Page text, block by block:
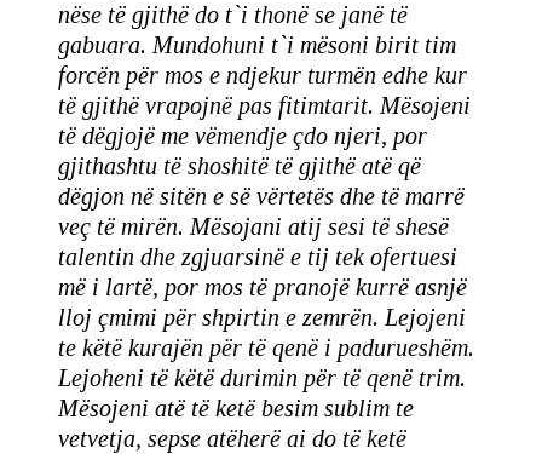
nëse të gjithë do t`i thonë se janë të
gabuara. Mundohuni t`i mësoni birit tim
forcën për mos e ndjekur turmën edhe kur
të gjithë vrapojnë pas fitimtarit. Mësojeni
të dëgjojë me vëmendje çdo njeri, por
gjithashtu të shoshitë të gjithë atë që
dëgjon në sitën e së vërtetës dhe të marrë
veç të mirën. Mësojani atij sesi të shesë
talentin dhe zgjuarsinë e tij tek ofertuesi
më i lartë, por mos të pranojë kurrë asnjë
lloj çmimi për shpirtin e zemrën. Lejojeni
te këtë kurajën për të qenë i padurueshëm.
Lejoheni të këtë durimin për të qenë trim.
Mësojeni atë të ketë besim sublim te
vetvetja, sepse atëherë ai do të ketë